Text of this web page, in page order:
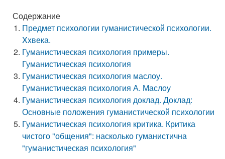
Содержание
Предмет психологии гуманистической психологии.
Xxвека.
Гуманистическая психология примеры.
Гуманистическая психология
Гуманистическая психология маслоу.
Гуманистическая психология А. Маслоу
Гуманистическая психология доклад. Доклад:
Основные положения гуманистической психологии
Гуманистическая психология критика. Критика
чистого "общения": насколько гуманистична
"гуманистическая психология"